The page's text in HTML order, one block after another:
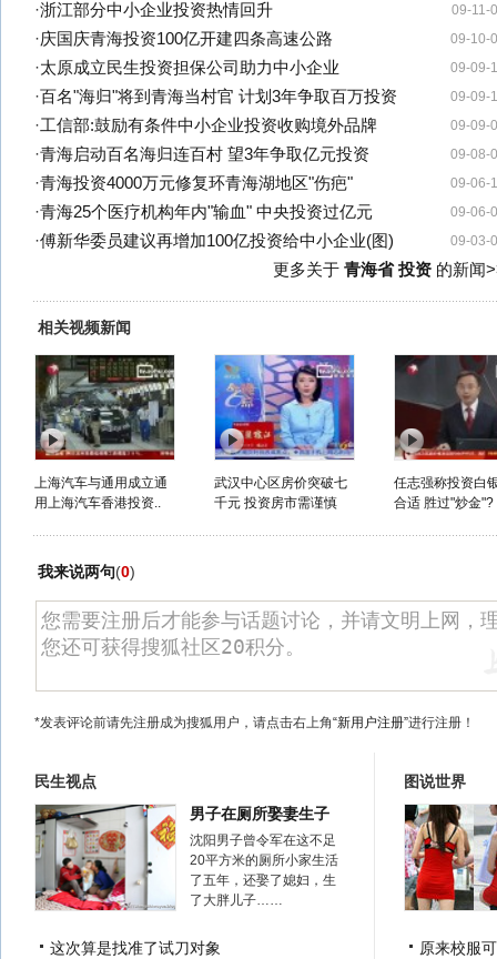
09-11-
·浙江部分中小企业投资热情回升
09-10-
·庆国庆青海投资100亿开建四条高速公路
09-09-
·太原成立民生投资担保公司助力中小企业
09-09-
·百名"海归"将到青海当村官 计划3年争取百万投资
09-09-
·工信部:鼓励有条件中小企业投资收购境外品牌
09-08-
·青海启动百名海归连百村 望3年争取亿元投资
09-06-
·青海投资4000万元修复环青海湖地区"伤疤"
09-06-
·青海25个医疗机构年内"输血" 中央投资过亿元
09-03-
·傅新华委员建议再增加100亿投资给中小企业(图)
更多关于 青海省 投资的新闻
相关视频新闻
上海汽车与通用成立通
用上海汽车香港投资..
武汉中心区房价突破七
千元 投资房市需谨慎
任志强称投资白
合适 胜过"炒金"?
我来说两句(0)
*发表评论前请先注册成为搜狐用户，请点击右上角“新用户注册”进行注册！
民生视点
男子在厕所娶妻生子
沈阳男子曾令军在这不足
20平方米的厕所小家生活
了五年，还娶了媳妇，生
了大胖儿子……
这次算是找准了试刀对象
图说世界
原来校服